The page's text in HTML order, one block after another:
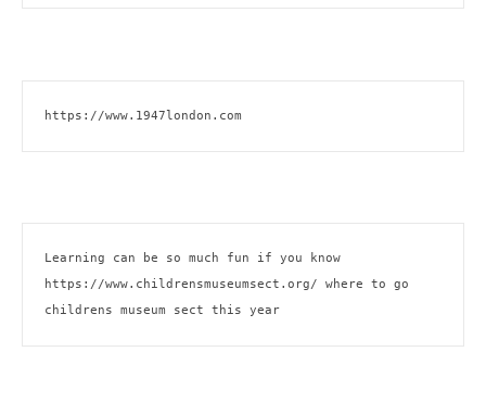
https://www.1947london.com
https://www.childrensmuseumsect.org/ where to go
childrens museum sect this year